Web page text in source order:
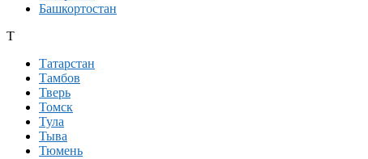
Башкортостан
Т
Татарстан
Тамбов
Тверь
Томск
Тула
Тыва
Тюмень